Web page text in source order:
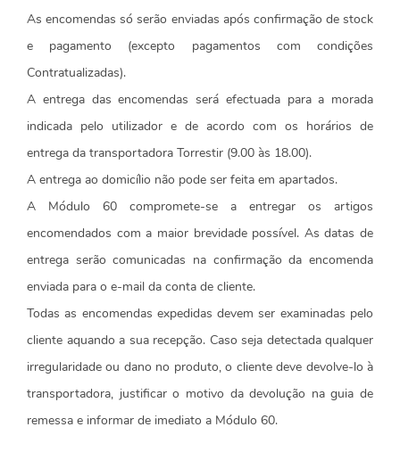
As encomendas só serão enviadas após confirmação de stock
e pagamento (excepto pagamentos com condições
Contratualizadas).
A entrega das encomendas será efectuada para a morada
indicada pelo utilizador e de acordo com os horários de
entrega da transportadora Torrestir (9.00 às 18.00).
A entrega ao domicílio não pode ser feita em apartados.
A Módulo 60 compromete-se a entregar os artigos
encomendados com a maior brevidade possível. As datas de
entrega serão comunicadas na confirmação da encomenda
enviada para o e-mail da conta de cliente.
Todas as encomendas expedidas devem ser examinadas pelo
cliente aquando a sua recepção. Caso seja detectada qualquer
irregularidade ou dano no produto, o cliente deve devolve-lo à
transportadora, justificar o motivo da devolução na guia de
remessa e informar de imediato a Módulo 60.